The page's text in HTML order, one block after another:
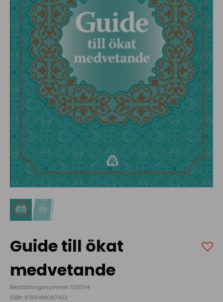
Guide till ökat
medvetande
Beställningsnummer: 121004
ISBN: 9789188097422